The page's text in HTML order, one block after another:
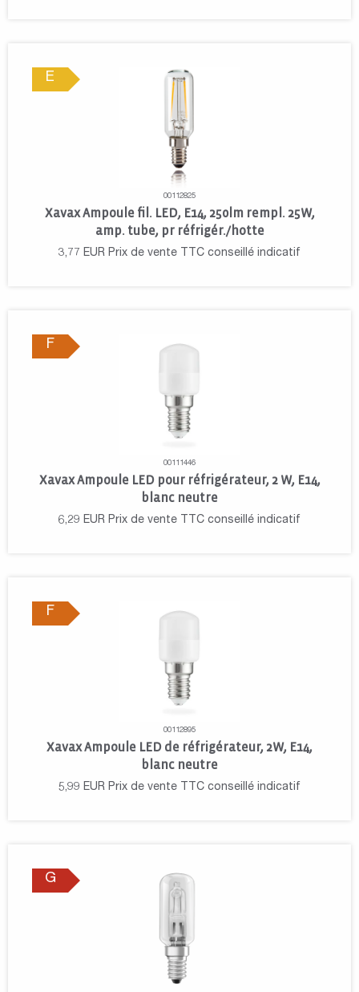
E
00112825
Xavax Ampoule fil. LED, E14, 250lm rempl. 25W,
amp. tube, pr réfrigér./hotte
3,77 EUR Prix de vente TTC conseillé indicatif
F
00111446
Xavax Ampoule LED pour réfrigérateur, 2 W, E14,
blanc neutre
6,29 EUR Prix de vente TTC conseillé indicatif
F
00112895
Xavax Ampoule LED de réfrigérateur, 2W, E14,
blanc neutre
5,99 EUR Prix de vente TTC conseillé indicatif
G